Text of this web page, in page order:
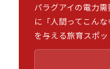
パラグアイの電力
に「人間ってこん
を与える旅育スポッ